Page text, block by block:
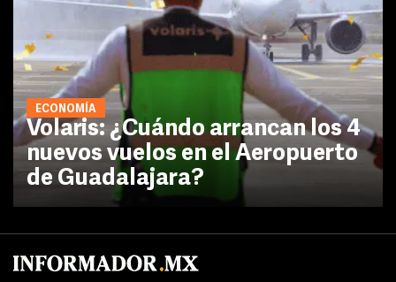
ECONOMÍA
Volaris: ¿Cuándo arrancan los 4
nuevos vuelos en el Aeropuerto
de Guadalajara?